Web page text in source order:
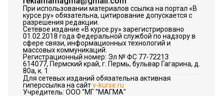
При использовании материалов ссылка на портал «В
курсе.ру» обязательна, цитирование допускается с
разрешения редакции.
Сетевое издание «В курсе.ру» зарегистрировано
01.02.2018 года Федеральной службой по надзору в
сфере связи, информационных технологий и
массовых коммуникаций.
Регистрационный номер: Эл № ФС 77-72213
614077, Пермский край, г. Пермь, бульвар Гагарина, д.
80а, к. 1
Для сетевых изданий обязательна активная
гиперссылка на сайтv-kurse.ru
Учредитель: ООО "МГ "МАГМА"